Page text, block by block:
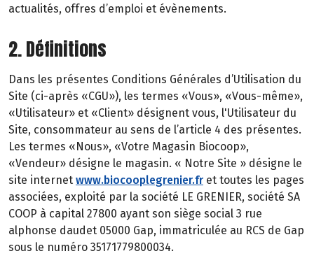
actualités, offres d’emploi et évènements.
2. Définitions
Dans les présentes Conditions Générales d’Utilisation du
Site (ci-après «CGU»), les termes «Vous», «Vous-même»,
«Utilisateur» et «Client» désignent vous, l'Utilisateur du
Site, consommateur au sens de l’article 4 des présentes.
Les termes «Nous», «Votre Magasin Biocoop»,
«Vendeur» désigne le magasin. « Notre Site » désigne le
site internet www.biocooplegrenier.fr et toutes les pages
associées, exploité par la société LE GRENIER, société SA
COOP à capital 27800 ayant son siège social 3 rue
alphonse daudet 05000 Gap, immatriculée au RCS de Gap
sous le numéro 35171779800034.